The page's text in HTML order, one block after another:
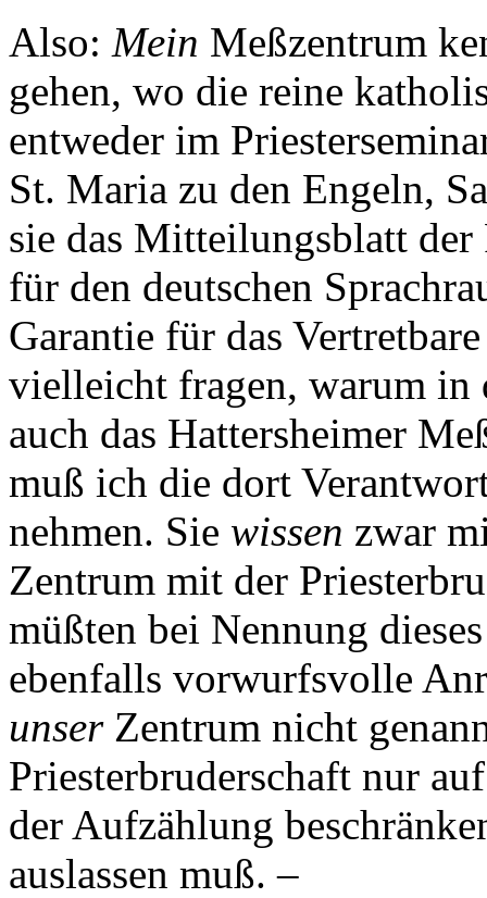
Also: Mein Meßzentrum
gehen, wo die reine
entweder im
St. Maria zu den Engeln,
sie das Mitteilungsblatt
für den deutschen
Garantie für das
vielleicht fragen, warum
auch das Hattersheimer
muß ich die dort
nehmen. Sie wissen zwar
Zentrum mit der
müßten bei Nennung
ebenfalls vorwurfsvolle
unserZentrum nicht
Priesterbruderschaft nur
der Aufzählung
auslassen muß. –